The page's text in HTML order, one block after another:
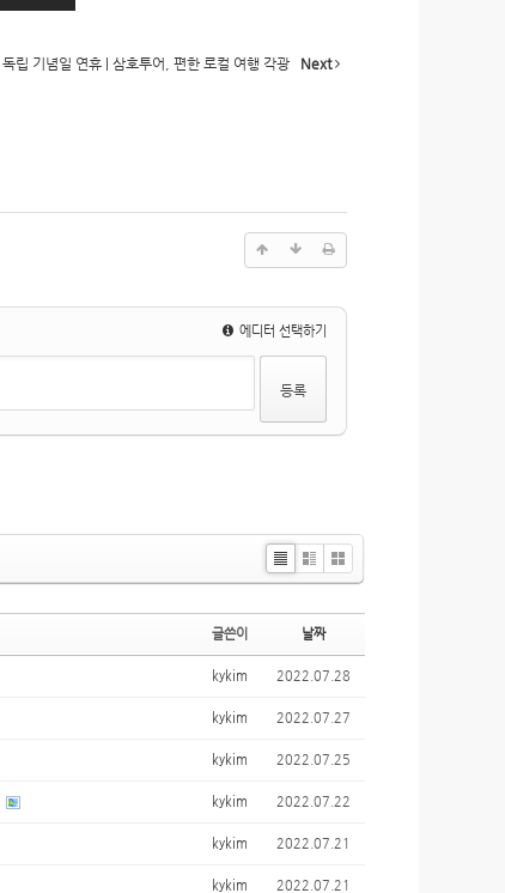
독립 기념일 연휴 | 삼호투어, 편한 로컬 여행 각광 Next
에디터 선택하기
Li
Zi
e
G
le
글쓴이 날짜
kykim 2022.07.28
kykim 2022.07.27
kykim 2022.07.25
kykim 2022.07.22
kykim 2022.07.21
kykim 2022.07.21